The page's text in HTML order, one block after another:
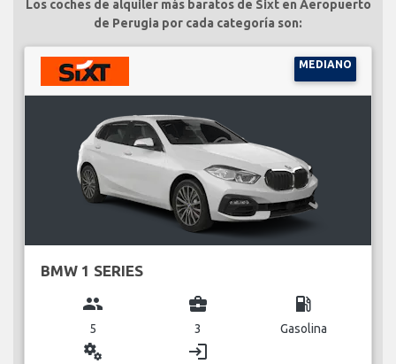
Los coches de alquiler más baratos de Sixt en Aeropuerto
de Perugia por cada categoría son:
MEDIANO
BMW 1 SERIES
group
5
business_center
3
local_gas_station
Gasolina
miscellaneous_services login